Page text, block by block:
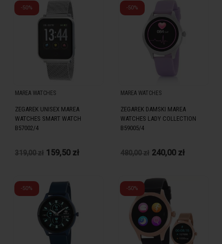
-50%
MAREA WATCHES
ZEGAREK UNISEX MAREA
WATCHES SMART WATCH
B57002/4
319,00 zł 159,50 zł
-50%
MAREA WATCHES
ZEGAREK DAMSKI MAREA
WATCHES LADY COLLECTION
B59005/4
480,00 zł 240,00 zł
-50% -50%